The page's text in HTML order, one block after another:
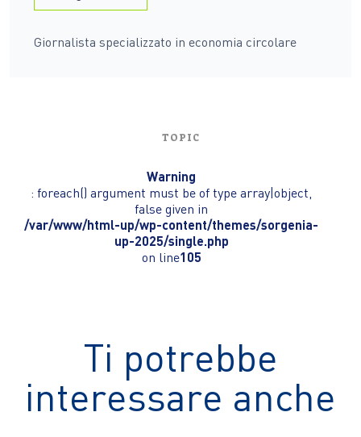
Giornalista specializzato in economia circolare
TOPIC
Warning
: foreach() argument must be of type array|object,
false given in
/var/www/html-up/wp-content/themes/sorgenia-
up-2025/single.php
on line105
Ti potrebbe
interessare anche